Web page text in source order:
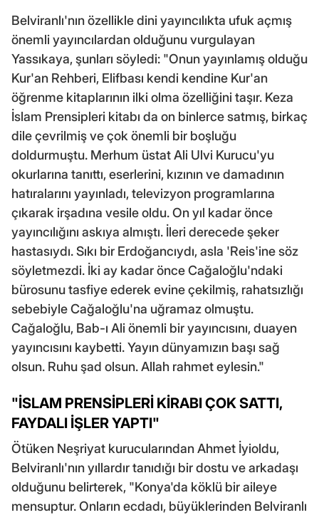
Belviranlı'nın özellikle dini yayıncılıkta ufuk açmış
önemli yayıncılardan olduğunu vurgulayan
Yassıkaya, şunları söyledi: "Onun yayınlamış olduğu
Kur'an Rehberi, Elifbası kendi kendine Kur'an
öğrenme kitaplarının ilki olma özelliğini taşır. Keza
İslam Prensipleri kitabı da on binlerce satmış, birkaç
dile çevrilmiş ve çok önemli bir boşluğu
doldurmuştu. Merhum üstat Ali Ulvi Kurucu'yu
okurlarına tanıttı, eserlerini, kızının ve damadının
hatıralarını yayınladı, televizyon programlarına
çıkarak irşadına vesile oldu. On yıl kadar önce
yayıncılığını askıya almıştı. İleri derecede şeker
hastasıydı. Sıkı bir Erdoğancıydı, asla 'Reis'ine söz
söyletmezdi. İki ay kadar önce Cağaloğlu'ndaki
bürosunu tasfiye ederek evine çekilmiş, rahatsızlığı
sebebiyle Cağaloğlu'na uğramaz olmuştu.
Cağaloğlu, Bab-ı Ali önemli bir yayıncısını, duayen
yayıncısını kaybetti. Yayın dünyamızın başı sağ
olsun. Ruhu şad olsun. Allah rahmet eylesin."
"İSLAM PRENSİPLERİ KİRABI ÇOK SATTI,
FAYDALI İŞLER YAPTI"
Ötüken Neşriyat kurucularından Ahmet İyioldu,
Belviranlı'nın yıllardır tanıdığı bir dostu ve arkadaşı
olduğunu belirterek, "Konya'da köklü bir aileye
mensuptur. Onların ecdadı, büyüklerinden Belviranlı